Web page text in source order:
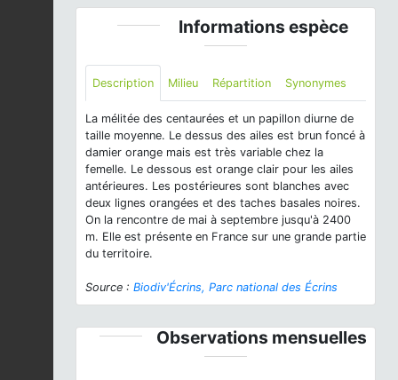
Informations espèce
Description Milieu Répartition Synonymes
La mélitée des centaurées et un papillon diurne de
taille moyenne. Le dessus des ailes est brun foncé à
damier orange mais est très variable chez la
femelle. Le dessous est orange clair pour les ailes
antérieures. Les postérieures sont blanches avec
deux lignes orangées et des taches basales noires.
On la rencontre de mai à septembre jusqu'à 2400
m. Elle est présente en France sur une grande partie
du territoire.
Source : Biodiv'Écrins, Parc national des Écrins
Observations mensuelles